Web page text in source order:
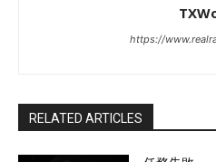
https://
RELATED ARTICLES